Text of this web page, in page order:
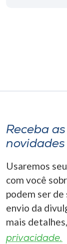
Receba as
Usaremos
com você
podem ser de
envio da
mais
privacidade.